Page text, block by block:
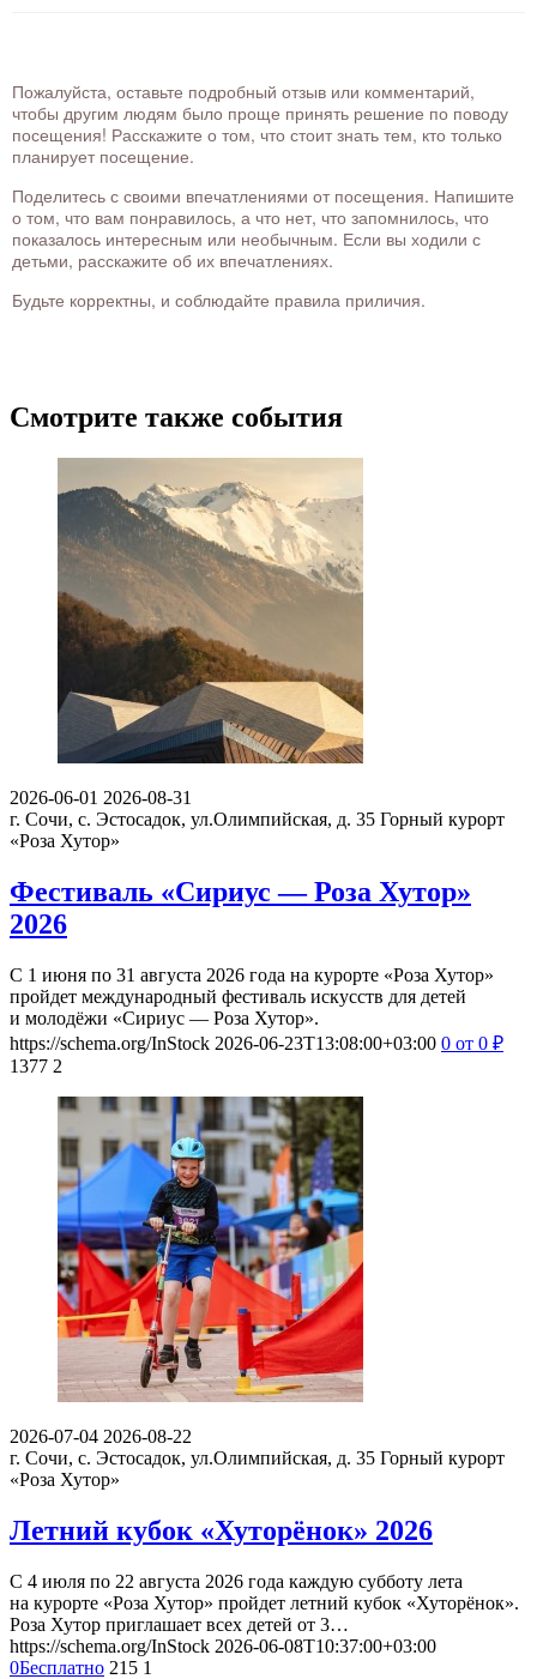
Пожалуйста, оставьте подробный отзыв или комментарий,
чтобы другим людям было проще принять решение по поводу
посещения! Расскажите о том, что стоит знать тем, кто только
планирует посещение.
Поделитесь с своими впечатлениями от посещения. Напишите
о том, что вам понравилось, а что нет, что запомнилось, что
показалось интересным или необычным. Если вы ходили с
детьми, расскажите об их впечатлениях.
Будьте корректны, и соблюдайте правила приличия.
Смотрите также события
2026-06-01 2026-08-31
г. Сочи, с. Эстосадок, ул.Олимпийская, д. 35 Горный курорт
«Роза Хутор»
Фестиваль «Сириус — Роза Хутор»
2026
С 1 июня по 31 августа 2026 года на курорте «Роза Хутор»
пройдет международный фестиваль искусств для детей
и молодёжи «Сириус — Роза Хутор».
https://schema.org/InStock 2026-06-23T13:08:00+03:00 0 от 0 ₽
1377 2
2026-07-04 2026-08-22
г. Сочи, с. Эстосадок, ул.Олимпийская, д. 35 Горный курорт
«Роза Хутор»
Летний кубок «Хуторёнок» 2026
С 4 июля по 22 августа 2026 года каждую субботу лета
на курорте «Роза Хутор» пройдет летний кубок «Хуторёнок».
Роза Хутор приглашает всех детей от 3…
https://schema.org/InStock 2026-06-08T10:37:00+03:00
0Бесплатно 215 1